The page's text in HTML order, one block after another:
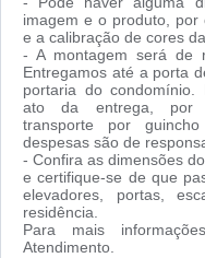
imagem e o produto,
e a calibração de cores
- A montagem será de
Entregamos até a porta
portaria do condomínio.
ato da entrega, por
transporte por
despesas são de
- Confira as dimensões
e certifique-se de que
elevadores, portas,
residência.
Para mais
Atendimento.